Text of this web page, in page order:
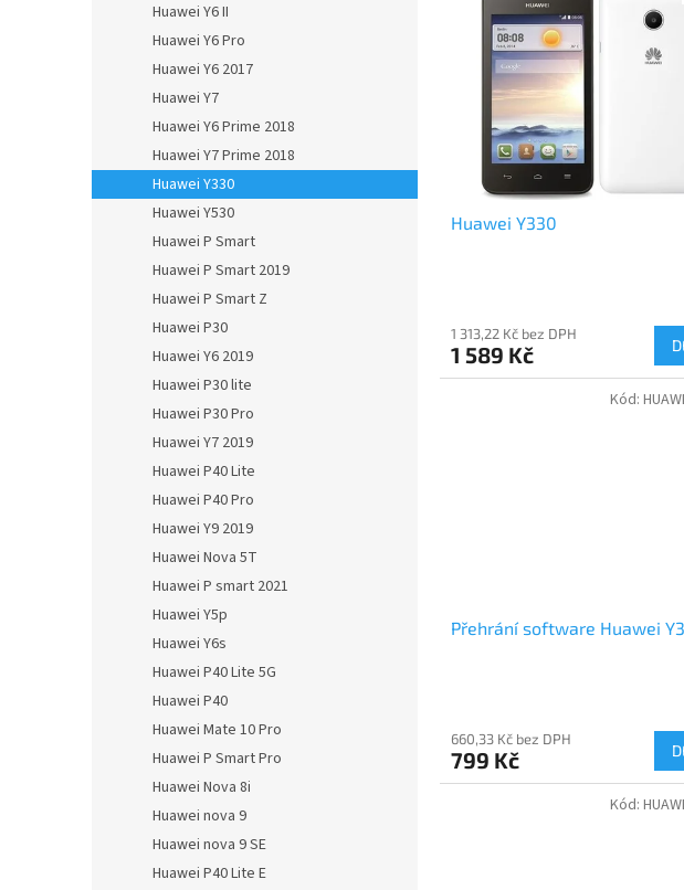
Huawei Y6 II
Huawei Y6 Pro
Huawei Y6 2017
Huawei Y7
Huawei Y6 Prime 2018
Huawei Y7 Prime 2018
Huawei Y330
Huawei Y530
Huawei P Smart
Huawei P Smart 2019
Huawei P Smart Z
Huawei P30
Huawei Y6 2019
Huawei P30 lite
Huawei P30 Pro
Huawei Y7 2019
Huawei P40 Lite
Huawei P40 Pro
Huawei Y9 2019
Huawei Nova 5T
Huawei P smart 2021
Huawei Y5p
Huawei Y6s
Huawei P40 Lite 5G
Huawei P40
Huawei Mate 10 Pro
Huawei P Smart Pro
Huawei Nova 8i
Huawei nova 9
Huawei nova 9 SE
Huawei P40 Lite E
Huawei Y330
1 313,22 Kč bez DPH
1 589 Kč
Přehrání software Huawei
660,33 Kč bez DPH
799 Kč
Kód:
Kód: